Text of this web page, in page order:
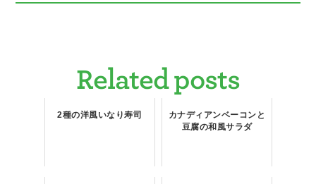
Related posts
2種の洋風いなり寿司
カナディアンベーコンと
豆腐の和風サラダ